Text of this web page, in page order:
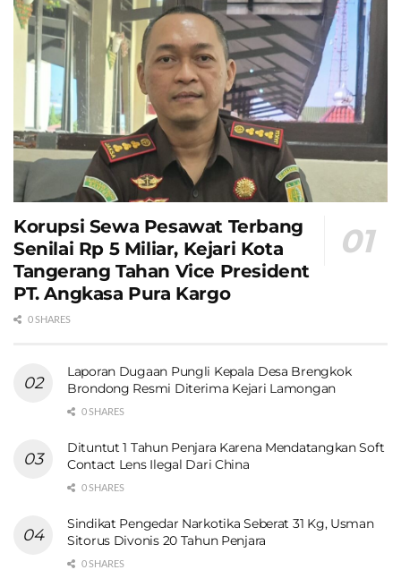
Korupsi Sewa Pesawat Terbang
Senilai Rp 5 Miliar, Kejari Kota
Tangerang Tahan Vice President
PT. Angkasa Pura Kargo
0 SHARES
Laporan Dugaan Pungli Kepala Desa Brengkok
Brondong Resmi Diterima Kejari Lamongan
0 SHARES
Dituntut 1 Tahun Penjara Karena Mendatangkan Soft
Contact Lens Ilegal Dari China
0 SHARES
Sindikat Pengedar Narkotika Seberat 31 Kg, Usman
Sitorus Divonis 20 Tahun Penjara
0 SHARES